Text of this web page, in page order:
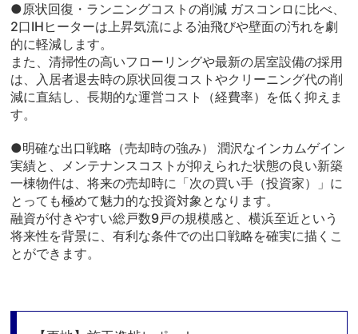
●原状回復・ランニングコストの削減 ガスコンロに比べ、
2口IHヒーターは上昇気流による油飛びや壁面の汚れを劇
的に軽減します。
また、清掃性の高いフローリングや最新の居室設備の採用
は、入居者退去時の原状回復コストやクリーニング代の削
減に直結し、長期的な運営コスト（経費率）を低く抑えま
す。
●明確な出口戦略（売却時の強み） 潤沢なインカムゲイン
実績と、メンテナンスコストが抑えられた状態の良い新築
一棟物件は、将来の売却時に「次の買い手（投資家）」に
とっても極めて魅力的な投資対象となります。
融資が付きやすい総戸数9戸の規模感と、横浜至近という
将来性を背景に、有利な条件での出口戦略を確実に描くこ
とができます。